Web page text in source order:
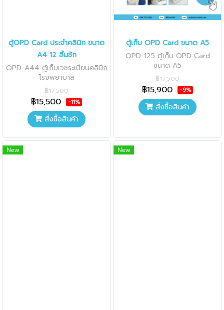
ตู้OPD Card ประจำคลินิก ขนาด
A4 12 ลิ้นชัก
OPD-A44 ตู้เก็บเวชระเบียนคลินิก
โรงพยาบาล
฿17,500
฿15,500 -11%
สั่งซื้อสินค้า
ตู้เก็บ OPD Card ขนาด A5
OPD-125 ตู้เก็บ OPD Card
ขนาด A5
฿17,500
฿15,900 -9%
สั่งซื้อสินค้า
New New